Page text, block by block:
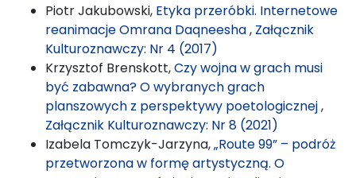
Piotr Jakubowski, Etyka przeróbki. Internetowe
reanimacje Omrana Daqneesha, Załącznik
Kulturoznawczy: Nr 4 (2017)
Krzysztof Brenskott,Czy wojna w grach musi
być zabawna? O wybranych grach
planszowych z perspektywy poetologicznej,
Załącznik Kulturoznawczy: Nr 8 (2021)
Izabela Tomczyk-Jarzyna,„Route 99” – podróż
przetworzona w formę artystyczną. O